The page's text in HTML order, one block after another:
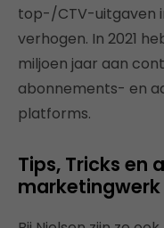
top-/CTV-uitgaven
verhogen. In 2021
miljoen jaar aan
abonnements- en
platforms.
Tips, Tricks en